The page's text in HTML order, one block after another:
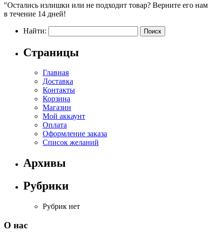
"Остались излишки или не подходит товар? Верните его нам
в течение 14 дней!
Найти:
Страницы
Главная
Доставка
Контакты
Корзина
Магазин
Мой аккаунт
Оплата
Оформление заказа
Список желаний
Архивы
Рубрики
Рубрик нет
О нас